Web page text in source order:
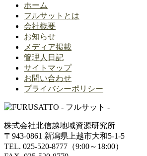
ホーム
フルサットとは
会社概要
お知らせ
メディア掲載
管理人日記
サイトマップ
お問い合わせ
プライバシーポリシー
株式会社北信越地域資源研究所
〒943-0861 新潟県上越市大和5-1-5
TEL. 025-520-8777（9:00～18:00）